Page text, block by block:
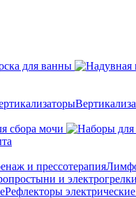
для ванны
сбора мочи
Рефлекторы электрические